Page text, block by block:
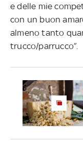
e delle mie
con un buon
almeno tanto
trucco/parrucco”.